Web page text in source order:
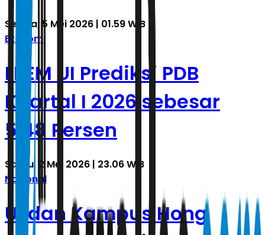
Selasa, 5 Mei 2026 | 01.59 WIB
Ekonomi
LPEM UI Prediksi PDB
Kuartal I 2026 sebesar
5,48 Persen
Sabtu, 2 Mei 2026 | 23.06 WIB
Nasional
UI dan Kampus Hong